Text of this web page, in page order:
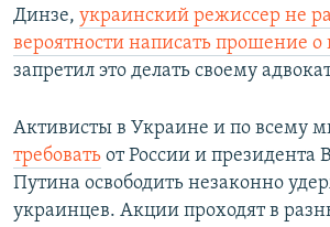
Динзе, украинский режиссер не
вероятности написать прошение
запретил это делать своему
Активисты в Украине и по всему
требовать от России и президента
Путина освободить незаконно
украинцев. Акции проходят в